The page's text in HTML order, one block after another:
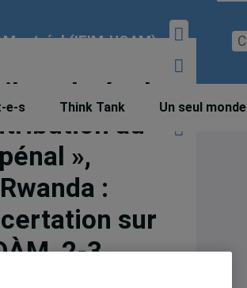
(IEIM-UQAM)
e-s Think Tank Un seul monde
pénal
au
»,
:
sur
2-3